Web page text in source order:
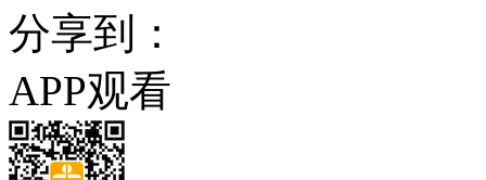
分享到：
APP观看